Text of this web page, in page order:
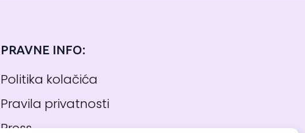
PRAVNE INFO:
Politika kolačića
Pravila privatnosti
Press